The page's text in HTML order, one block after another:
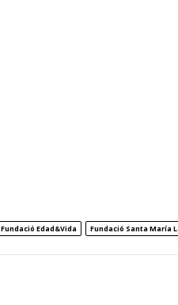
Fundació Edad&Vida Fundació Santa María